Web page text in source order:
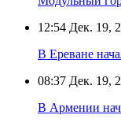
12:54 Дек. 19,
В Ереване
08:37 Дек. 19,
В Армении